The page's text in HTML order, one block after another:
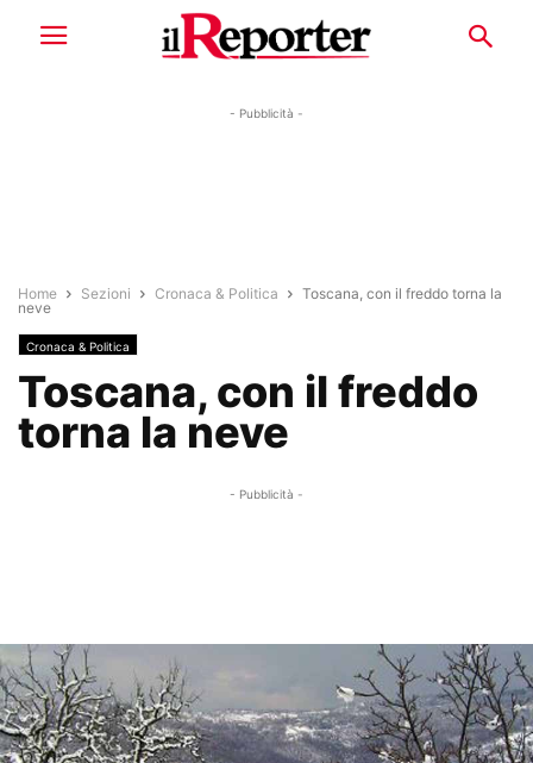
- Pubblicità -
Home Sezioni Cronaca & Politica
Toscana, con il freddo torna la
neve
Cronaca & Politica
Toscana, con il freddo
torna la neve
- Pubblicità -